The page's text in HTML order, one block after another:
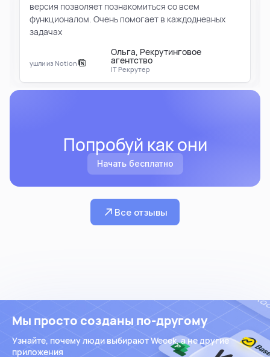
версия позволяет познакомиться со всем
функционалом. Очень помогает в каждодневных
задачах
Ольга, Рекрутинговое
агентство
IT Рекрутер
ушли из Notion
Попробуй как они
Начать бесплатно
Все отзывы
Мы просто созданы по-другому
Узнайте, почему люди выбирают Weeek, а не другие
приложения